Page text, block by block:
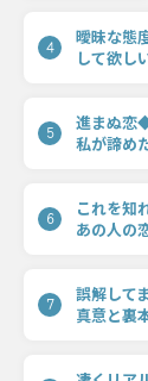
4
曖昧な態
して欲し
5
進まぬ恋
私が諦め
6
これを知
あの人の
7
誤解して
真意と裏